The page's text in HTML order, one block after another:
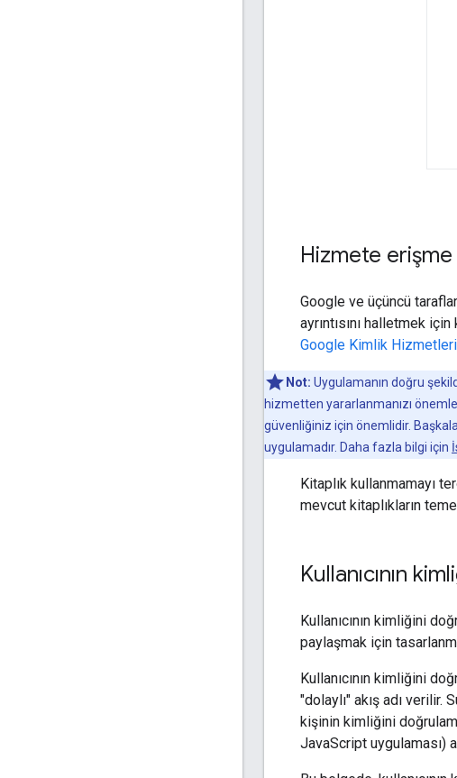
Hizmete erişme
Google ve üçüncü
ayrıntısını halletmek
Google Kimlik Hizmetleri
Not: Uygulamanın doğru
hizmetten yararlanmanızı
güvenliğiniz için önemlidir.
uygulamadır. Daha fazla bilgi için
Kitaplık kullanmamayı
mevcut kitaplıkların
Kullanıcının
Kullanıcının kimliğini
paylaşmak için
Kullanıcının kimliğini
"dolaylı" akış adı verilir.
kişinin kimliğini
JavaScript uygulaması)